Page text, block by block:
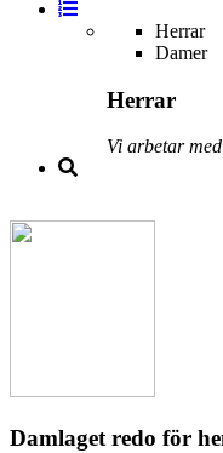
Herrar
Damer
Herrar
Vi arbetar
Damlaget redo för